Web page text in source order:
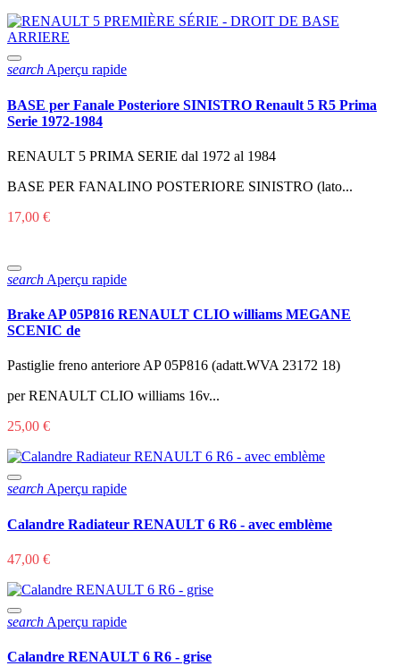
searchAperçu rapide
BASE per Fanale Posteriore SINISTRO Renault 5 R5 Prima
Serie 1972-1984
RENAULT 5 PRIMA SERIE dal 1972 al 1984
BASE PER FANALINO POSTERIORE SINISTRO (lato...
17,00 €
search Aperçu rapide
Brake AP 05P816 RENAULT CLIO williams MEGANE
SCENIC de
Pastiglie freno anteriore AP 05P816 (adatt.WVA 23172 18)
per RENAULT CLIO williams 16v...
25,00 €
searchAperçu rapide
Calandre Radiateur RENAULT 6 R6 - avec emblème
47,00 €
search Aperçu rapide
Calandre RENAULT 6 R6 - grise